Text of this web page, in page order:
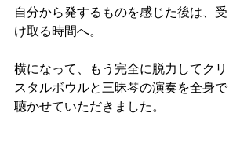
自分から発するものを感じた後は、受
け取る時間へ。
横になって、もう完全に脱力してクリ
スタルボウルと三昧琴の演奏を全身で
聴かせていただきました。